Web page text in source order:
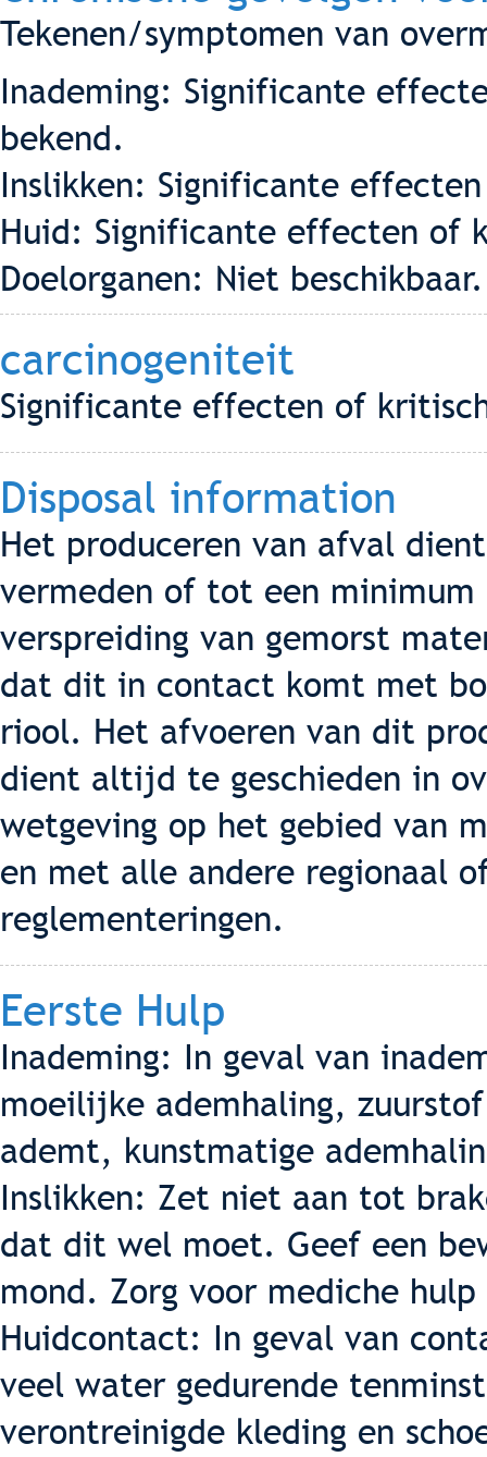
Tekenen/symptomen van
Inademing: Significante
bekend.
Inslikken: Significante
Huid: Significante effecten of
Doelorganen: Niet beschikbaar.
carcinogeniteit
Significante effecten of
Disposal information
Het produceren van afval
vermeden of tot een
verspreiding van gemorst
dat dit in contact komt met
riool. Het afvoeren van dit
dient altijd te geschieden in
wetgeving op het gebied van
en met alle andere regionaal
reglementeringen.
Eerste Hulp
Inademing: In geval van
moeilijke ademhaling,
ademt, kunstmatige
Inslikken: Zet niet aan tot
dat dit wel moet. Geef een
mond. Zorg voor mediche
Huidcontact: In geval van
veel water gedurende
verontreinigde kleding en